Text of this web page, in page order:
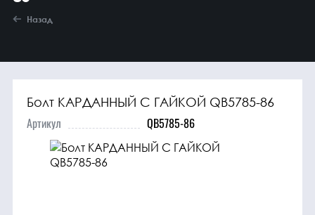
Агрегаты в
сборе
Гидравлика и
трансмиссия
Назад
Болт КАРДАННЫЙ С ГАЙКОЙ QB5785-86
Артикул QB5785-86